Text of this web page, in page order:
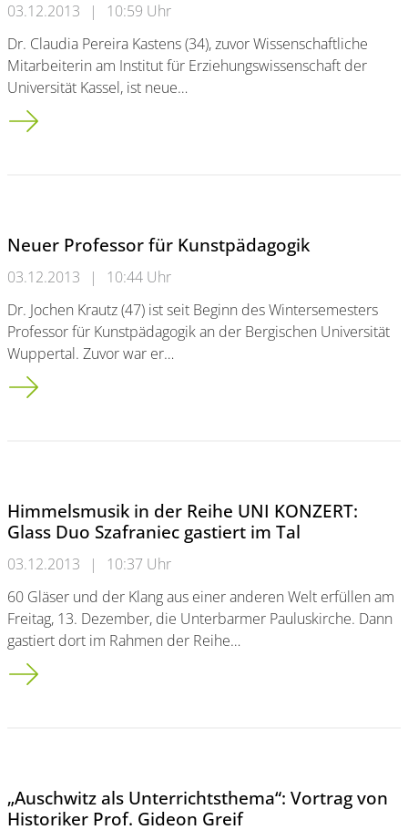
03.12.2013 |
10:59 Uhr
Dr. Claudia Pereira Kastens (34), zuvor Wissenschaftliche
Mitarbeiterin am Institut für Erziehungswissenschaft der
Universität Kassel, ist neue…
Neue Junior-Professorin für Grundschulforschung
Neuer Professor für Kunstpädagogik
03.12.2013 |
10:44 Uhr
Dr. Jochen Krautz (47) ist seit Beginn des Wintersemesters
Professor für Kunstpädagogik an der Bergischen Universität
Wuppertal. Zuvor war er…
Neuer Professor für Kunstpädagogik
Himmelsmusik in der Reihe UNI KONZERT:
Glass Duo Szafraniec gastiert im Tal
03.12.2013 |
10:37 Uhr
60 Gläser und der Klang aus einer anderen Welt erfüllen am
Freitag, 13. Dezember, die Unterbarmer Pauluskirche. Dann
gastiert dort im Rahmen der Reihe…
Himmelsmusik in der Reihe UNI KONZERT:<br/> Glass Duo
„Auschwitz als Unterrichtsthema“: Vortrag von
Historiker Prof. Gideon Greif